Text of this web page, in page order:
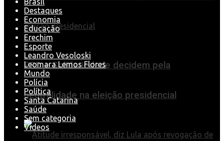
PRD e Solidariedade decidem pela
neutralidade na eleição presidencial
Destaques
Economia
Educação
Erechim
Esporte
Leandro Vesoloski
Leomara Lemos Flores
Mundo
Polícia
Política
Santa Catarina
Saúde
Sem categoria
Videos